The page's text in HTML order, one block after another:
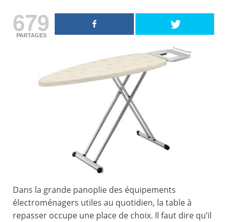
679
PARTAGES
Dans la grande panoplie des équipements
électroménagers utiles au quotidien, la table à
repasser occupe une place de choix. Il faut dire qu’il